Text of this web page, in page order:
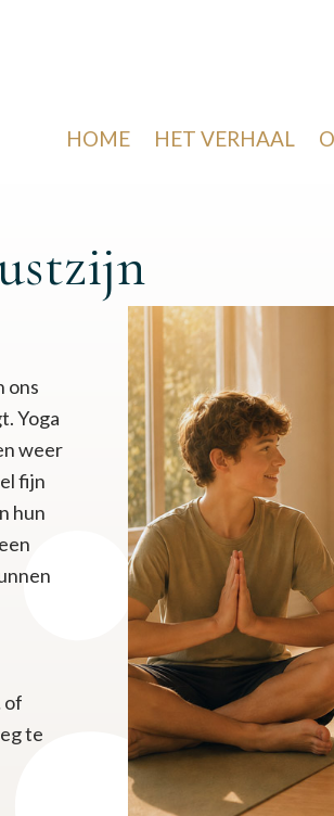
HOME HET VERHAAL
ons
Yoga
weer
fijn
hun
of
te